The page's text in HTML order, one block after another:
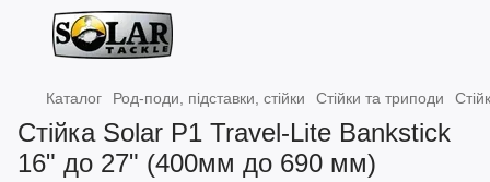
Каталог Род-поди, підставки, стійки Стійки та триподи
Стійка Solar P1 Travel-Lite Bankstick
16" до 27" (400мм до 690 мм)